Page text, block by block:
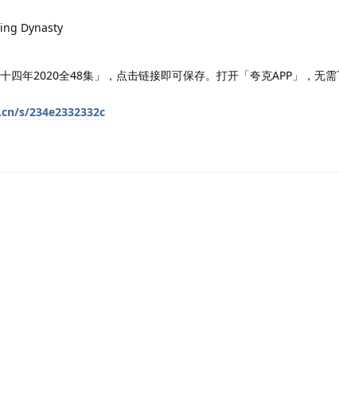
Dynasty
四年2020全48集」，点击链接即可保存。打开「夸克APP」，无
s/234e2332332c